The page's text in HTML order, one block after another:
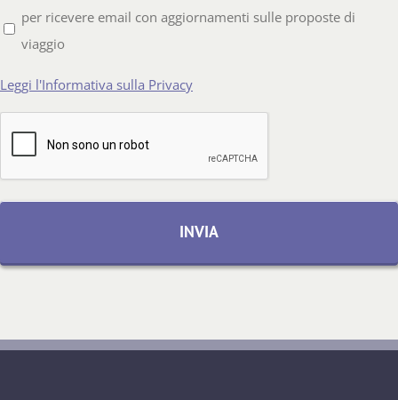
per ricevere email con aggiornamenti sulle proposte di
viaggio
Leggi l'Informativa sulla Privacy